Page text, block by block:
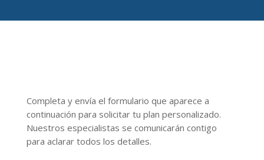
Completa y envía el formulario que aparece a
continuación para solicitar tu plan personalizado.
Nuestros especialistas se comunicarán contigo
para aclarar todos los detalles.